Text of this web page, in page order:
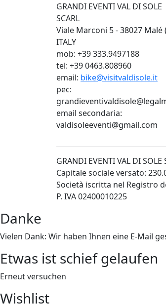
GRANDI EVENTI VAL DI SOLE
SCARL
Viale Marconi 5 - 38027 Malé
ITALY
mob: +39 333.9497188
tel: +39 0463.808960
email: bike@visitvaldisole.it
pec:
email secondaria:
valdisoleeventi@gmail.com
GRANDI EVENTI VAL DI SOLE
Capitale sociale versato:
Società iscritta nel Registro
P. IVA 02400010225
Danke
Vielen Dank: Wir haben Ihnen eine E-Mail
Etwas ist schief gelaufen
Erneut versuchen
Wishlist